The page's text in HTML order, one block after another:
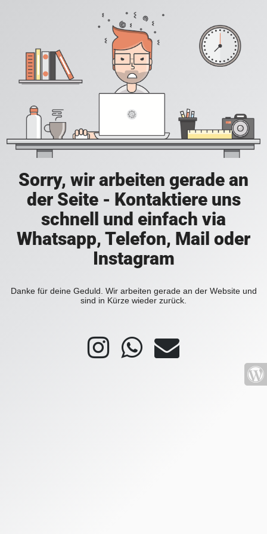
Sorry, wir arbeiten gerade an
der Seite - Kontaktiere uns
schnell und einfach via
Whatsapp, Telefon, Mail oder
Instagram
Danke für deine Geduld. Wir arbeiten gerade an der Website und
sind in Kürze wieder zurück.